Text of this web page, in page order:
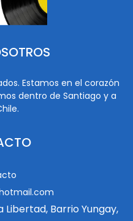
Estamos en el corazón
dentro de Santiago y a
Libertad, Barrio Yungay,